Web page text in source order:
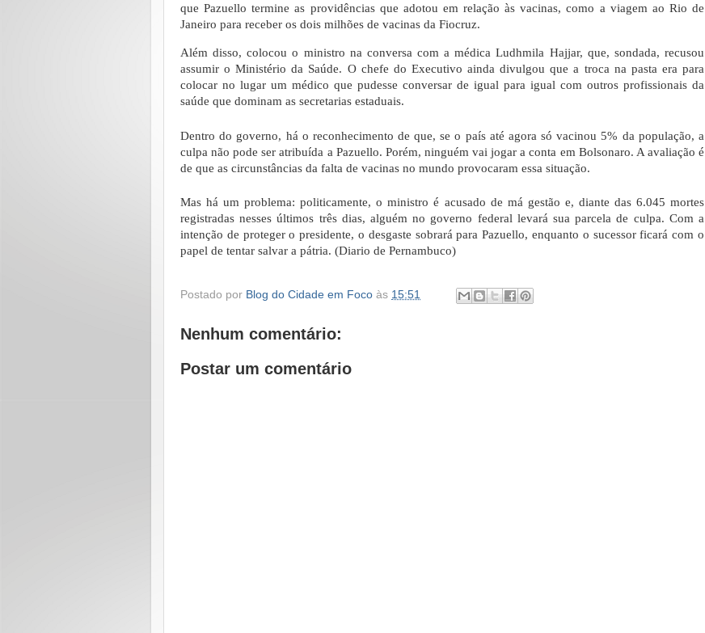
que Pazuello termine as providências que adotou em relação às vacinas, como a viagem ao Rio de
Janeiro para receber os dois milhões de vacinas da Fiocruz.
Além disso, colocou o ministro na conversa com a médica Ludhmila Hajjar, que, sondada, recusou
assumir o Ministério da Saúde. O chefe do Executivo ainda divulgou que a troca na pasta era para
colocar no lugar um médico que pudesse conversar de igual para igual com outros profissionais da
saúde que dominam as secretarias estaduais.
Dentro do governo, há o reconhecimento de que, se o país até agora só vacinou 5% da população, a
culpa não pode ser atribuída a Pazuello. Porém, ninguém vai jogar a conta em Bolsonaro. A avaliação é
de que as circunstâncias da falta de vacinas no mundo provocaram essa situação.
Mas há um problema: politicamente, o ministro é acusado de má gestão e, diante das 6.045 mortes
registradas nesses últimos três dias, alguém no governo federal levará sua parcela de culpa. Com a
intenção de proteger o presidente, o desgaste sobrará para Pazuello, enquanto o sucessor ficará com o
papel de tentar salvar a pátria. (Diario de Pernambuco)
Postado por Blog do Cidade em Foco às 15:51
Nenhum comentário:
Postar um comentário